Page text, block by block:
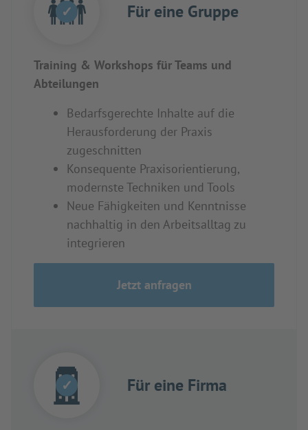
✓ Für eine Gruppe
Training & Workshops für Teams und
Abteilungen
Bedarfsgerechte Inhalte auf die
Herausforderung der Praxis
zugeschnitten
Konsequente Praxisorientierung,
modernste Techniken und Tools
Neue Fähigkeiten und Kenntnisse
nachhaltig in den Arbeitsalltag zu
integrieren
Jetzt anfragen
✓ Für eine Firma